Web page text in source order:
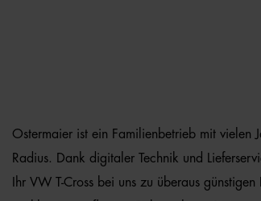
Ostermaier ist ein Familienbetrieb mit vielen
Radius. Dank digitaler Technik und
Ihr VW T-Cross bei uns zu überaus